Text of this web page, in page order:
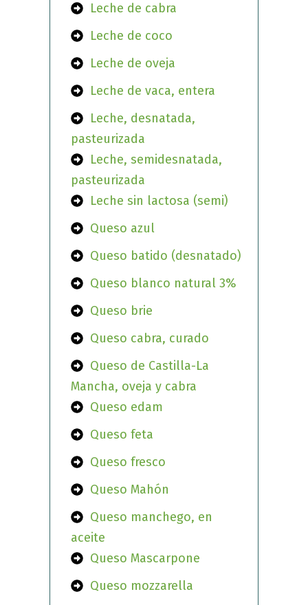
Leche de cabra
Leche de coco
Leche de oveja
Leche de vaca, entera
Leche, desnatada,
pasteurizada
Leche, semidesnatada,
pasteurizada
Leche sin lactosa (semi)
Queso azul
Queso batido (desnatado)
Queso blanco natural 3%
Queso brie
Queso cabra, curado
Queso de Castilla-La
Mancha, oveja y cabra
Queso edam
Queso feta
Queso fresco
Queso Mahón
Queso manchego, en
aceite
Queso Mascarpone
Queso mozzarella